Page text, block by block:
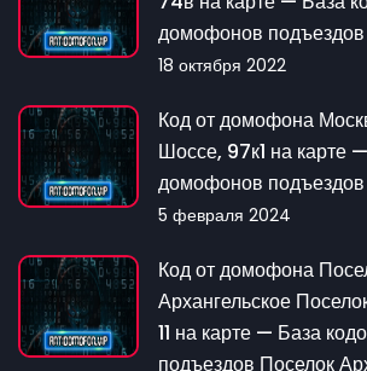
домофонов
18 октября 2022
Код от домофона
Шоссе, 97к1 на карте
домофонов
5 февраля 2024
Код от домофона
Архангельское
11 на карте — База
подъездов Поселок